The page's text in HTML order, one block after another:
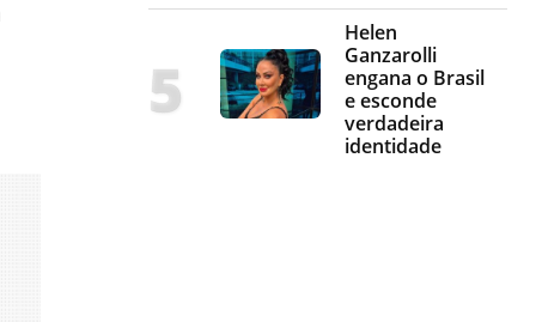
Helen
Ganzarolli
engana o Brasil
e esconde
verdadeira
identidade